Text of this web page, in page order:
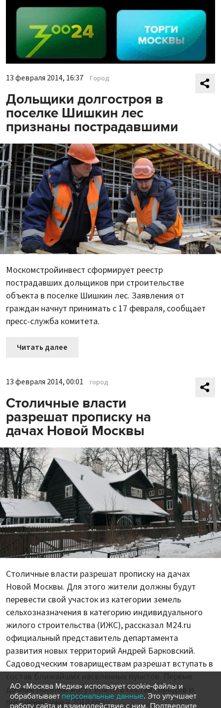
13 февраля 2014, 16:37 Город
Дольщики долгостроя в
поселке Шишкин лес
признаны пострадавшими
Москомстройинвест сформирует реестр
пострадавших дольщиков при строительстве
объекта в поселке Шишкин лес. Заявления от
граждан начнут принимать с 17 февраля, сообщает
пресс-служба комитета.
Читать далее
13 февраля 2014, 00:01 город
Столичные власти
разрешат прописку на
дачах Новой Москвы
Столичные власти разрешат прописку на дачах
Новой Москвы. Для этого жители должны будут
перевести свой участок из категории земель
сельхозназначения в категорию индивидуального
жилого строительства (ИЖС), рассказал M24.ru
официальный представитель департамента
развития новых территорий Андрей Барковский.
Садоводческим товариществам разрешат вступать в
дачные поселки могут войти в состав городов и
поселений уже к 2018 году.
АО «Москва Медиа» использует cookie-файлы и
обрабатывает персональные данные. Это улучшает
работу сайта и взаимодействие с ним. Подтвердите